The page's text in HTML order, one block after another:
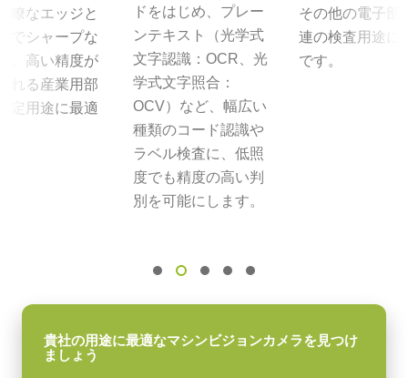
センサ
センサ名
ICX 285AQ
センササイズ
センササイズ 横x縦
9.0 x 6.7 mm
外形寸法 高さx幅x奥行
MP-40 三脚マウント
MP-40はCシリーズおよびCV-M9CL、CV-M9GEに対応していま
カメラへの固定は2点留めになります。
固定用 M3スクリューネジ付属
瞭なエッジと
でシャープな
、高い精度が
れる産業用部
定用途に最適
ドをはじめ、プレー
ンテキスト（光学式
文字認識：OCR、光
学式文字照合：
OCV）など、幅広い
種類のコード認識や
ラベル検査に、低照
度でも精度の高い判
別を可能にします。
その他の電子部
連の検査用途に
です。
貴社の用途に最適なマシンビジョンカメラを見つけ
ましょう